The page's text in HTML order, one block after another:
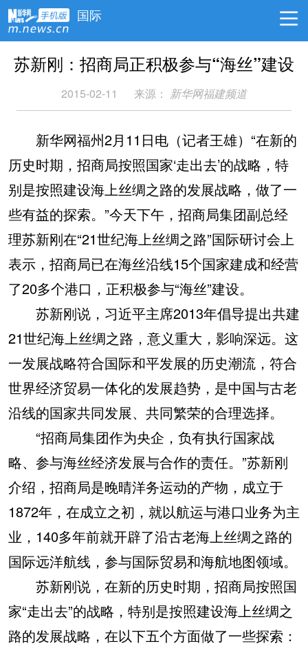
国际
苏新刚：招商局正积极参与“海丝”建设
2015-02-11 来源： 新华网福建频道
新华网福州2月11日电（记者王雄）“在新的
历史时期，招商局按照国家‘走出去’的战略，特
别是按照建设海上丝绸之路的发展战略，做了一
些有益的探索。”今天下午，招商局集团副总经
理苏新刚在“21世纪海上丝绸之路”国际研讨会上
表示，招商局已在海丝沿线15个国家建成和经营
了20多个港口，正积极参与“海丝”建设。
苏新刚说，习近平主席2013年倡导提出共建
21世纪海上丝绸之路，意义重大，影响深远。这
一发展战略符合国际和平发展的历史潮流，符合
世界经济贸易一体化的发展趋势，是中国与古老
沿线的国家共同发展、共同繁荣的合理选择。
“招商局集团作为央企，负有执行国家战
略、参与海丝经济发展与合作的责任。”苏新刚
介绍，招商局是晚晴洋务运动的产物，成立于
1872年，在成立之初，就以航运与港口业务为主
业，140多年前就开辟了沿古老海上丝绸之路的
国际远洋航线，参与国际贸易和海航地图领域。
苏新刚说，在新的历史时期，招商局按照国
家“走出去”的战略，特别是按照建设海上丝绸之
路的发展战略，在以下五个方面做了一些探索：